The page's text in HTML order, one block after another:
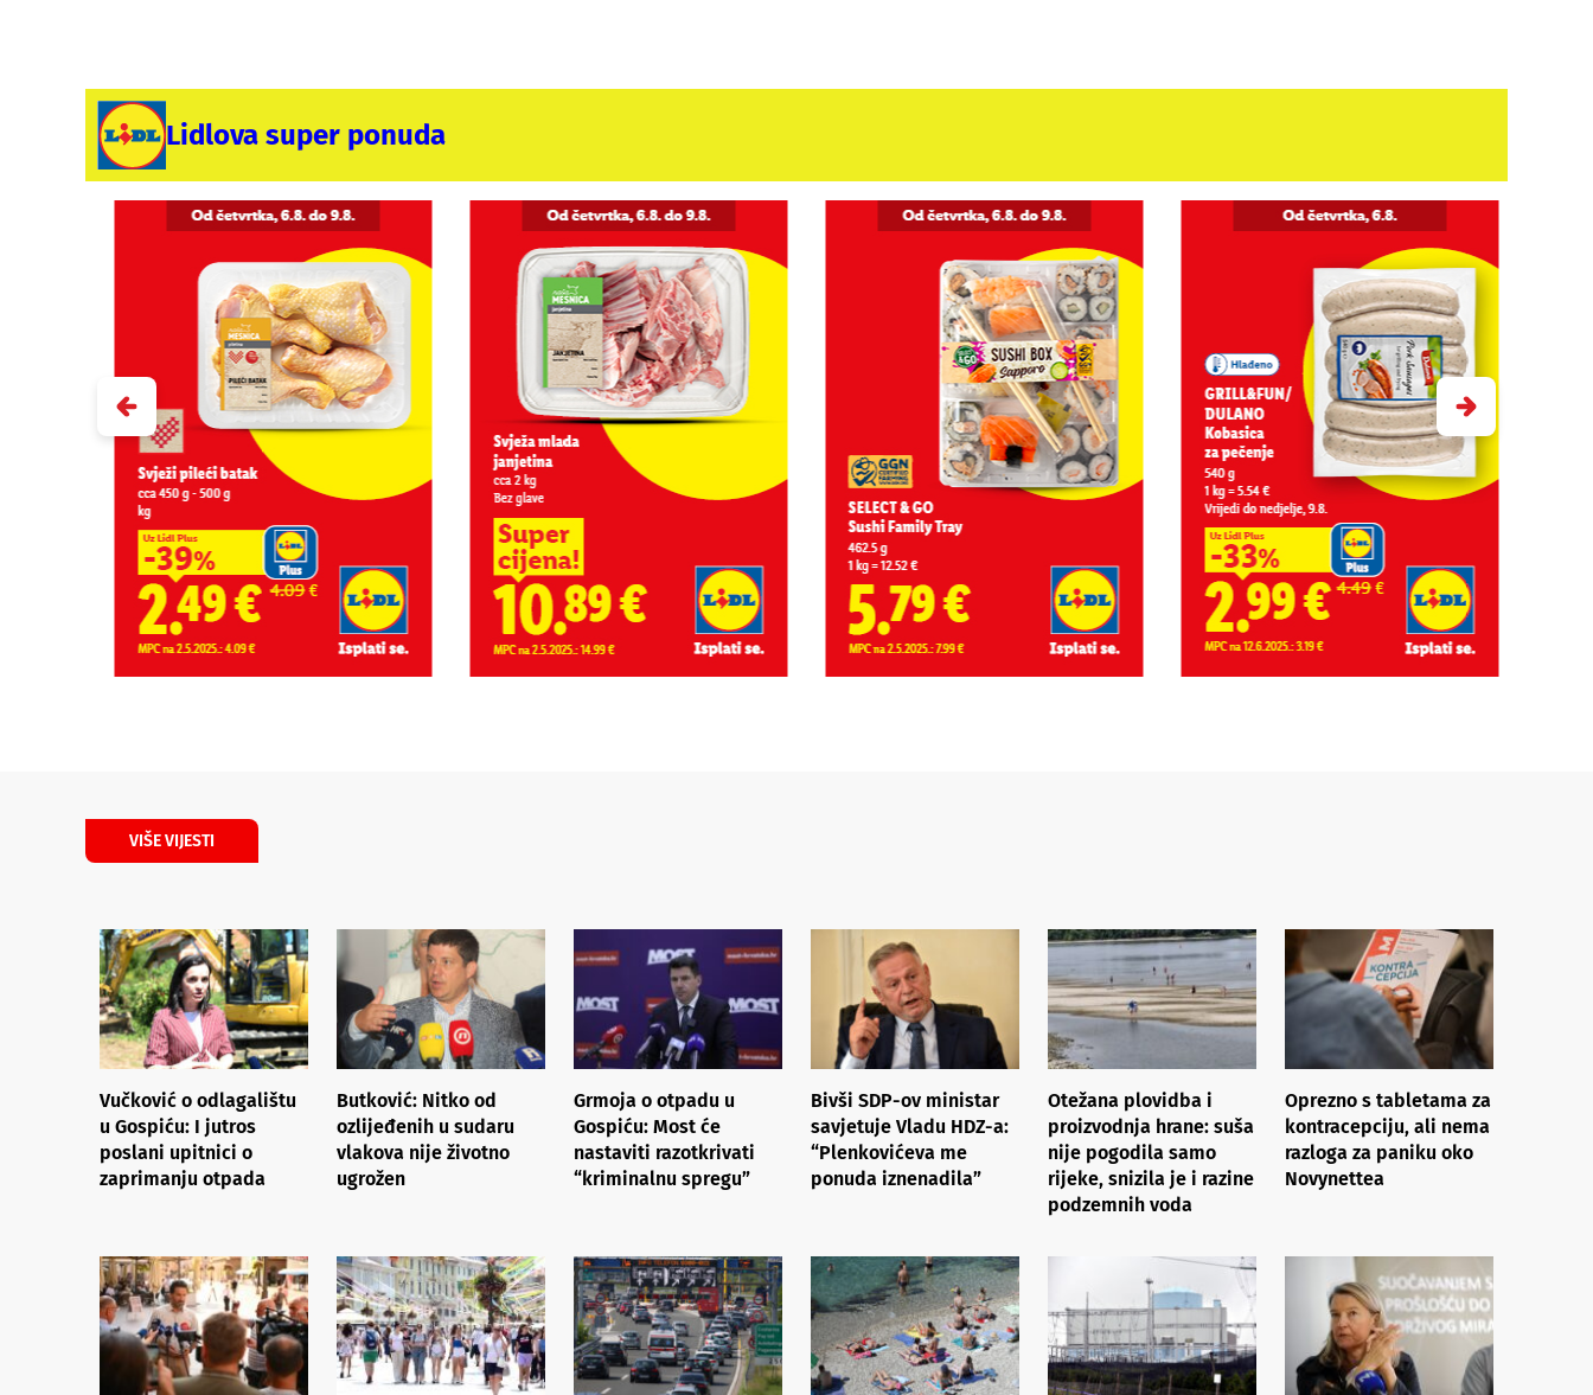
Lidlova super ponuda
VIŠE VIJESTI
Vučković o odlagalištu
u Gospiću: I jutros
poslani upitnici o
zaprimanju otpada
Butković: Nitko od
ozlijeđenih u sudaru
vlakova nije životno
ugrožen
Grmoja o otpadu u
Gospiću: Most će
nastaviti razotkrivati
“kriminalnu spregu”
Bivši SDP-ov ministar
savjetuje Vladu HDZ-a:
“Plenkovićeva me
ponuda iznenadila”
Otežana plovidba i
proizvodnja hrane: suša
nije pogodila samo
rijeke, snizila je i razine
podzemnih voda
Oprezno s tabletama za
kontracepciju, ali nema
razloga za paniku oko
Novynettea